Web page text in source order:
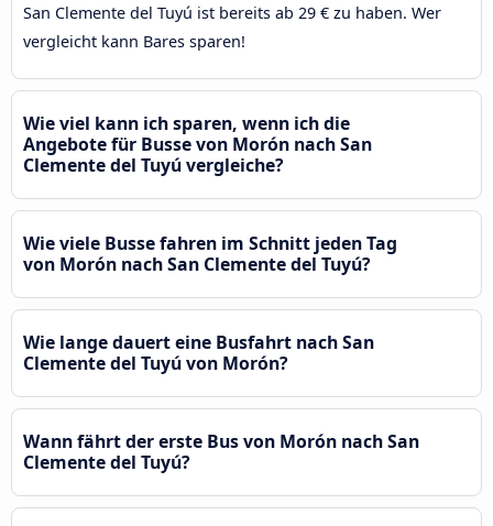
San Clemente del Tuyú ist bereits ab 29 € zu haben. Wer
vergleicht kann Bares sparen!
Wie viel kann ich sparen, wenn ich die
Angebote für Busse von Morón nach San
Clemente del Tuyú vergleiche?
Wie viele Busse fahren im Schnitt jeden Tag
von Morón nach San Clemente del Tuyú?
Wie lange dauert eine Busfahrt nach San
Clemente del Tuyú von Morón?
Wann fährt der erste Bus von Morón nach San
Clemente del Tuyú?